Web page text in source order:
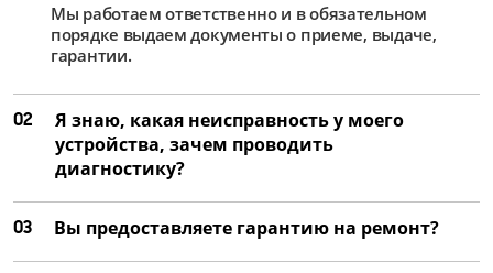
Мы работаем ответственно и в обязательном
порядке выдаем документы о приеме, выдаче,
гарантии.
02
Я знаю, какая неисправность у моего
устройства, зачем проводить
диагностику?
03 Вы предоставляете гарантию на ремонт?